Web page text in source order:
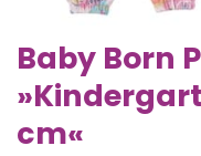
Baby Born
cm«